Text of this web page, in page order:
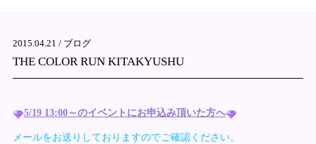
2015.04.21 / ブログ
THE COLOR RUN KITAKYUSHU
5/19 13:00～のイベントにお申込み頂いた方へ
メールをお送りしておりますのでご確認ください。